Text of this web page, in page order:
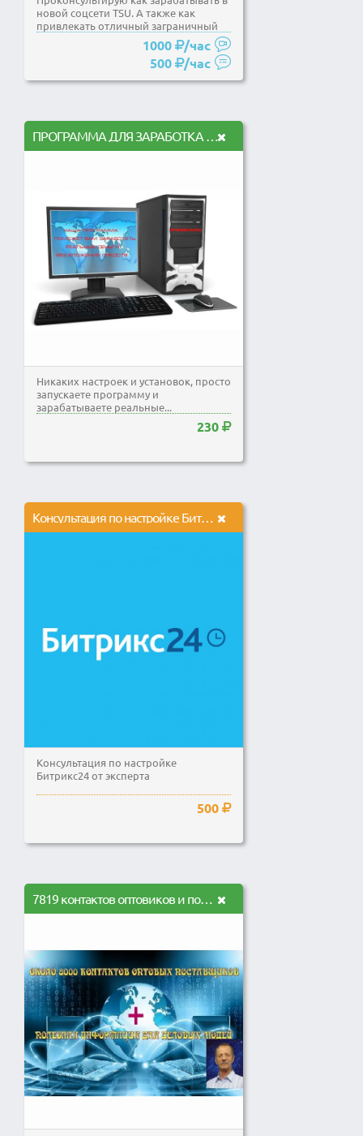
новой соцсети TSU. А также как
привлекать отличный заграничный
1000
/час
500
/час
ПРОГРАММА ДЛЯ ЗАРАБОТКА БЕЗ ВЛОЖЕНИЙ
Никаких настроек и установок, просто
запускаете программу и
зарабатываете реальные...
230
Консультация по настройке Битрикс24 от эксперта
Консультация по настройке
Битрикс24 от эксперта
500
7819 контактов оптовиков и полезная информация для деловых